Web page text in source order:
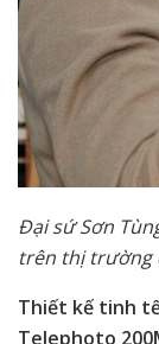
Đại sứ Sơn
trên thị trường
Thiết kế tinh
Telephoto